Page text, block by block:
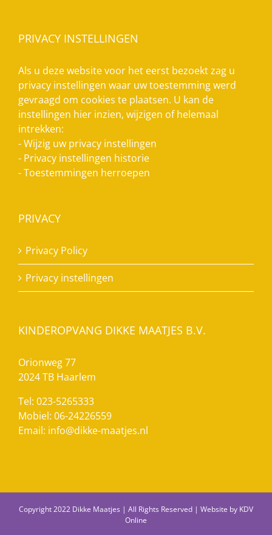
PRIVACY INSTELLINGEN
Als u deze website voor het eerst bezoekt zag u
privacy instellingen waar uw toestemming werd
gevraagd om cookies te plaatsen. U kan de
instellingen hier inzien, wijzigen of helemaal
intrekken:
-Wijzig uw privacy instellingen
- Privacy instellingen historie
-Toestemmingen herroepen
PRIVACY
Privacy Policy
Privacy instellingen
KINDEROPVANG DIKKE MAATJES B.V.
Orionweg 77
2024 TB Haarlem
Tel: 023-5265333
Mobiel: 06-24226559
Email: info@dikke-maatjes.nl
Copyright 2022 Dikke Maatjes | All Rights Reserved | Website by KDV
Online